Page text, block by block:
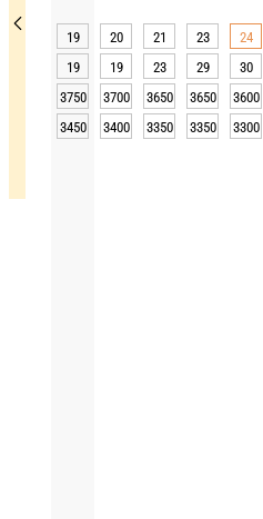
19 20 21 23 24
19
19 23 29 30
3750
3700 3650 3650 3600
3450
3400 3350 3350 3300